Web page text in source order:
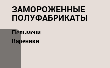
ЗАМОРОЖЕННЫЕ
ПОЛУФАБРИКАТЫ
Пельмени
Вареники